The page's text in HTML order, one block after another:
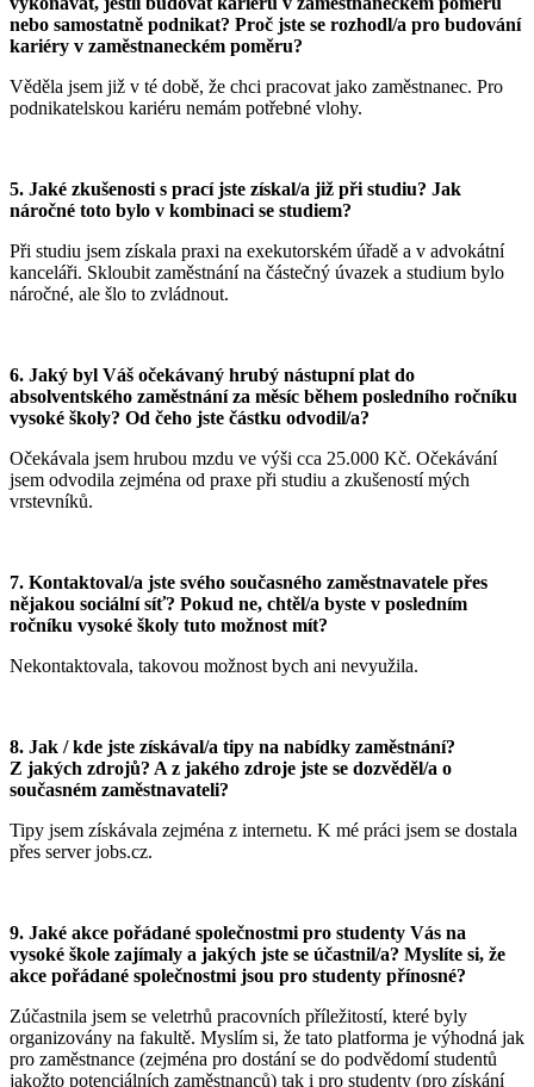
nebo samostatně podnikat? Proč jste se rozhodl/a pro budování
kariéry v zaměstnaneckém poměru?
Věděla jsem již v té době, že chci pracovat jako zaměstnanec. Pro
podnikatelskou kariéru nemám potřebné vlohy.
5. Jaké zkušenosti s prací jste získal/a již při studiu? Jak
náročné toto bylo v kombinaci se studiem?
Při studiu jsem získala praxi na exekutorském úřadě a v advokátní
kanceláři. Skloubit zaměstnání na částečný úvazek a studium bylo
náročné, ale šlo to zvládnout.
6. Jaký byl Váš očekávaný hrubý nástupní plat do
absolventského zaměstnání za měsíc během posledního ročníku
vysoké školy? Od čeho jste částku odvodil/a?
Očekávala jsem hrubou mzdu ve výši cca 25.000 Kč. Očekávání
jsem odvodila zejména od praxe při studiu a zkušeností mých
vrstevníků.
7. Kontaktoval/a jste svého současného zaměstnavatele přes
nějakou sociální síť? Pokud ne, chtěl/a byste v posledním
ročníku vysoké školy tuto možnost mít?
Nekontaktovala, takovou možnost bych ani nevyužila.
8. Jak / kde jste získával/a tipy na nabídky zaměstnání?
Z jakých zdrojů? A z jakého zdroje jste se dozvěděl/a o
současném zaměstnavateli?
Tipy jsem získávala zejména z internetu. K mé práci jsem se dostala
přes server jobs.cz.
9. Jaké akce pořádané společnostmi pro studenty Vás na
vysoké škole zajímaly a jakých jste se účastnil/a? Myslíte si, že
akce pořádané společnostmi jsou pro studenty přínosné?
Zúčastnila jsem se veletrhů pracovních příležitostí, které byly
organizovány na fakultě. Myslím si, že tato platforma je výhodná jak
pro zaměstnance (zejména pro dostání se do podvědomí studentů
jakožto potenciálních zaměstnanců) tak i pro studenty (pro získání